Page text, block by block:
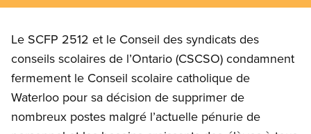
Le SCFP 2512 et le Conseil des syndicats des
conseils scolaires de l’Ontario (CSCSO) condamnent
fermement le Conseil scolaire catholique de
Waterloo pour sa décision de supprimer de
nombreux postes malgré l’actuelle pénurie de